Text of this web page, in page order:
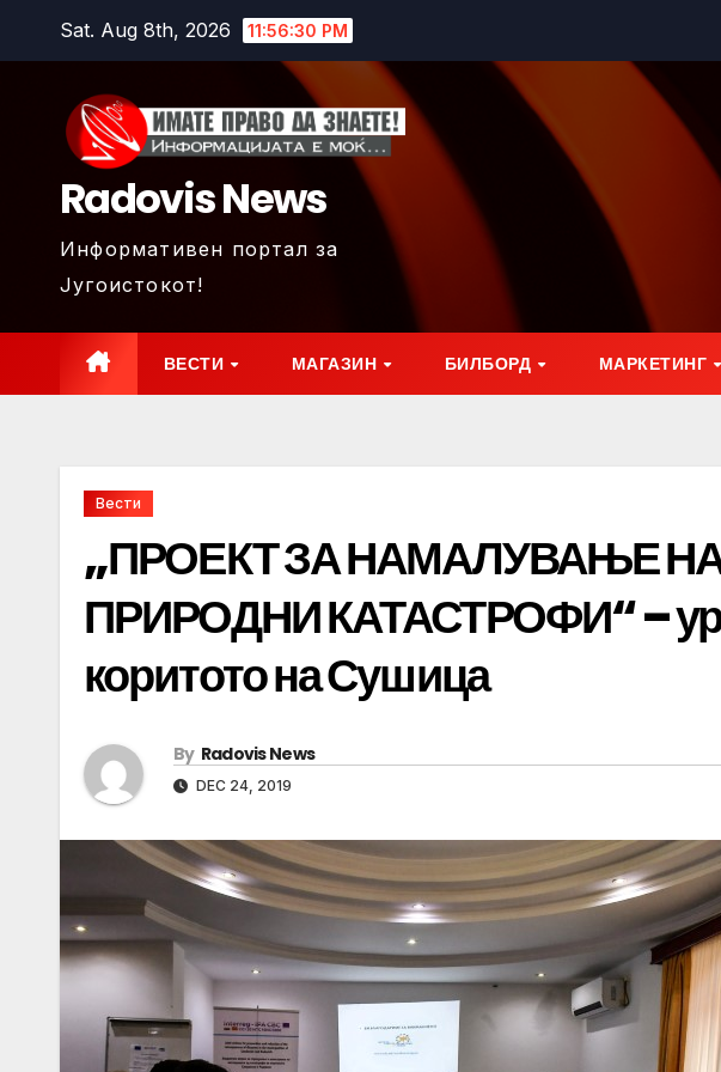
Sat. Aug 8th, 2026 11:56:32 PM
Radovis News
Информативен портал за
Југоистокот!
ВЕСТИ МАГАЗИН БИЛБОРД МАРКЕТИНГ
Вести
„ПРОЕКТ ЗА НАМАЛУВАЊЕ
ПРИРОДНИ КАТАСТРОФИ“ –
коритото на Сушица
By Radovis News
DEC 24, 2019